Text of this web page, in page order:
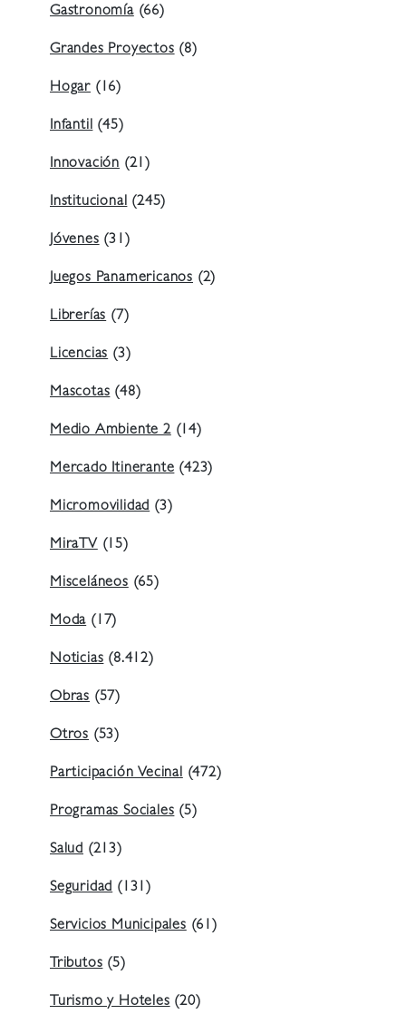
Gastronomía(66)
Grandes Proyectos(8)
Hogar (16)
Infantil(45)
Innovación (21)
Institucional(245)
Jóvenes(31)
Juegos Panamericanos (2)
Librerías(7)
Licencias(3)
Mascotas(48)
Medio Ambiente 2(14)
Mercado Itinerante(423)
Micromovilidad(3)
MiraTV(15)
Misceláneos(65)
Moda(17)
Noticias(8.412)
Obras (57)
Otros (53)
Participación Vecinal(472)
Programas Sociales(5)
Salud (213)
Seguridad(131)
Servicios Municipales(61)
Tributos(5)
Turismo y Hoteles(20)